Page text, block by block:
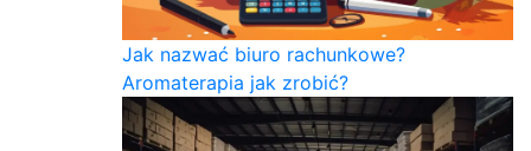
Jak nazwać biuro rachunkowe?
Aromaterapia jak zrobić?